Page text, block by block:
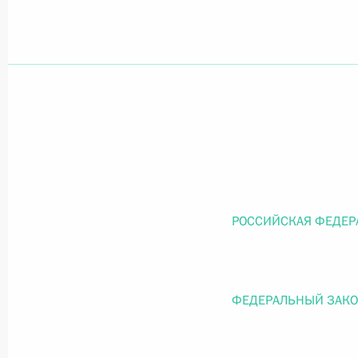
Официальный портал правовой информации
О внесении изменений в статью 11
РОССИЙСКАЯ
ФЕДЕРАЛЬНЫЙ